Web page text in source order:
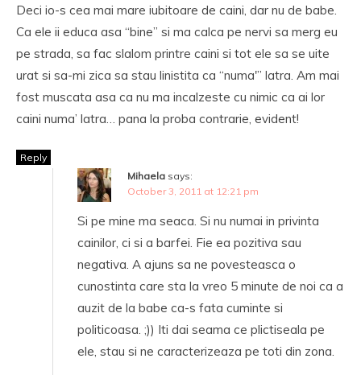
Deci io-s cea mai mare iubitoare de caini, dar nu de babe.
Ca ele ii educa asa “bine” si ma calca pe nervi sa merg eu
pe strada, sa fac slalom printre caini si tot ele sa se uite
urat si sa-mi zica sa stau linistita ca “numa'” latra. Am mai
fost muscata asa ca nu ma incalzeste cu nimic ca ai lor
caini numa’ latra… pana la proba contrarie, evident!
Reply
Mihaela says:
October 3, 2011 at 12:21 pm
Si pe mine ma seaca. Si nu numai in privinta
cainilor, ci si a barfei. Fie ea pozitiva sau
negativa. A ajuns sa ne povesteasca o
cunostinta care sta la vreo 5 minute de noi ca a
auzit de la babe ca-s fata cuminte si
politicoasa. ;)) Iti dai seama ce plictiseala pe
ele, stau si ne caracterizeaza pe toti din zona.